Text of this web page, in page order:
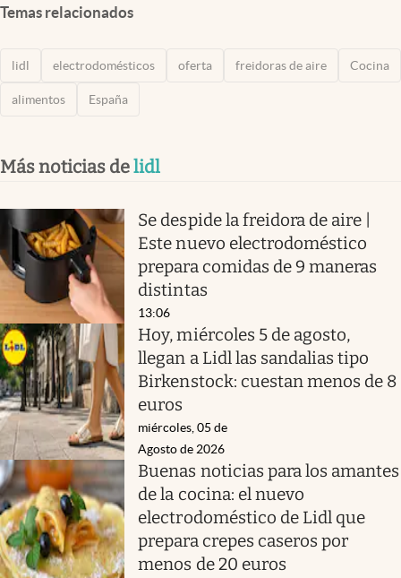
Temas relacionados
lidl electrodomésticos oferta freidoras de aire Cocina
alimentos España
Más noticias delidl
Se despide la freidora de aire |
Este nuevo electrodoméstico
prepara comidas de 9 maneras
distintas
13:06
Hoy, miércoles 5 de agosto,
llegan a Lidl las sandalias tipo
Birkenstock: cuestan menos de 8
euros
miércoles, 05 de
Agosto de 2026
Buenas noticias para los amantes
de la cocina: el nuevo
electrodoméstico de Lidl que
prepara crepes caseros por
menos de 20 euros